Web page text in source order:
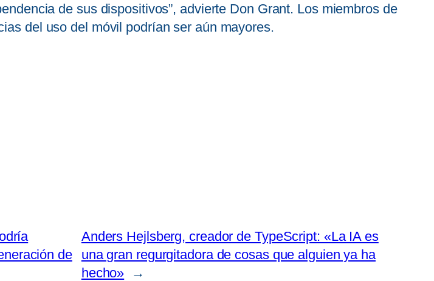
de sus dispositivos”, advierte Don Grant. Los miembros de
del uso del móvil podrían ser aún mayores.
de
Anders Hejlsberg, creador de TypeScript: «La IA es
una gran regurgitadora de cosas que alguien ya ha
hecho»
→